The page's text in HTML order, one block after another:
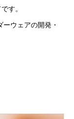
す。
ウェアの開発・